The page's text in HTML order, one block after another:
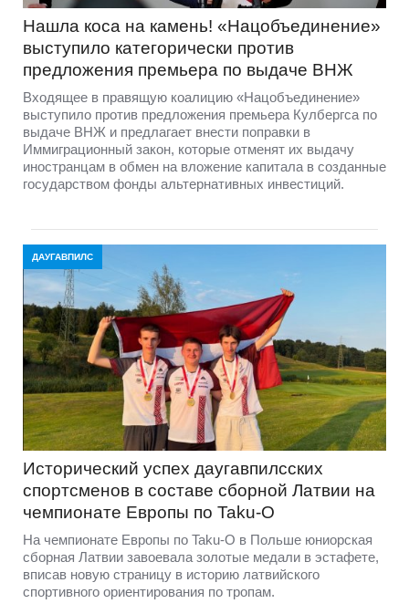
Нашла коса на камень! «Нацобъединение»
выступило категорически против
предложения премьера по выдаче ВНЖ
Входящее в правящую коалицию «Нацобъединение»
выступило против предложения премьера Кулбергса по
выдаче ВНЖ и предлагает внести поправки в
Иммиграционный закон, которые отменят их выдачу
иностранцам в обмен на вложение капитала в созданные
государством фонды альтернативных инвестиций.
ДАУГАВПИЛС
Исторический успех даугавпилсских
спортсменов в составе сборной Латвии на
чемпионате Европы по Taku-O
На чемпионате Европы по Taku-O в Польше юниорская
сборная Латвии завоевала золотые медали в эстафете,
вписав новую страницу в историю латвийского
спортивного ориентирования по тропам.